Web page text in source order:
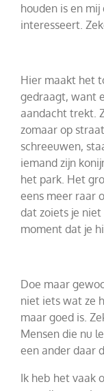
houden is en
interesseert.
Hier maakt het
gedraagt, want
aandacht trekt.
zomaar op
schreeuwen,
iemand zijn
het park. Het
eens meer raar
dat zoiets je
moment dat je
Doe maar
niet iets wat ze
maar goed is.
Mensen die nu
een ander daar
Ik heb het vaak